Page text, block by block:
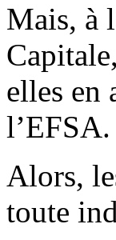
Mais, à
elles en
l’EFSA.
Alors,
toute